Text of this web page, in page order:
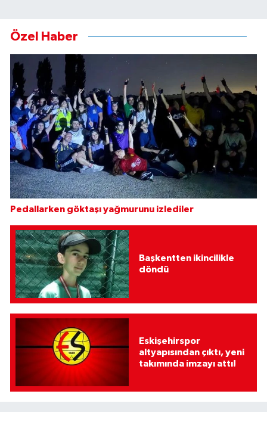
Özel Haber
Pedallarken göktaşı yağmurunu izlediler
Başkentten ikincilikle
döndü
Eskişehirspor
altyapısından çıktı, yeni
takımında imzayı attı!